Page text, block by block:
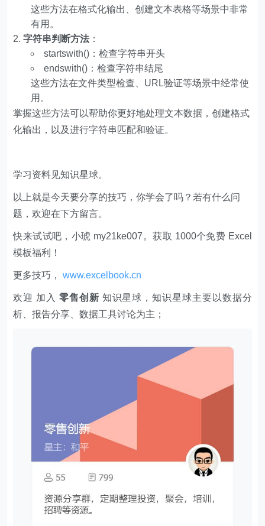
这些方法在格式化输出、创建文本表格等场景中非常
有用。
字符串判断方法 ：
startswith()：检查字符串开头
endswith()：检查字符串结尾
这些方法在文件类型检查、URL验证等场景中经常使
用。
掌握这些方法可以帮助你更好地处理文本数据，创建格式
化输出，以及进行字符串匹配和验证。
学习资料见知识星球。
以上就是今天要分享的技巧，你学会了吗？若有什么问
题，欢迎在下方留言。
快来试试吧，小琥 my21ke007。获取 1000个免费 Excel
模板福利​​​​！
更多技巧，www.excelbook.cn
欢迎 加入 零售创新 知识星球，知识星球主要以数据分
析、报告分享、数据工具讨论为主；